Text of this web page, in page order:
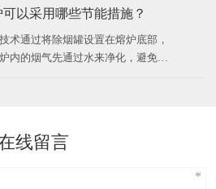
精细加热炉精细加热炉是一种可以
部件、模具件、机器零件、航空航
2
以采用哪些节能措施？
术通过将除烟罐设置在熔炉底部，
内的烟气先通过水来净化，避免有
产的环保
线留言